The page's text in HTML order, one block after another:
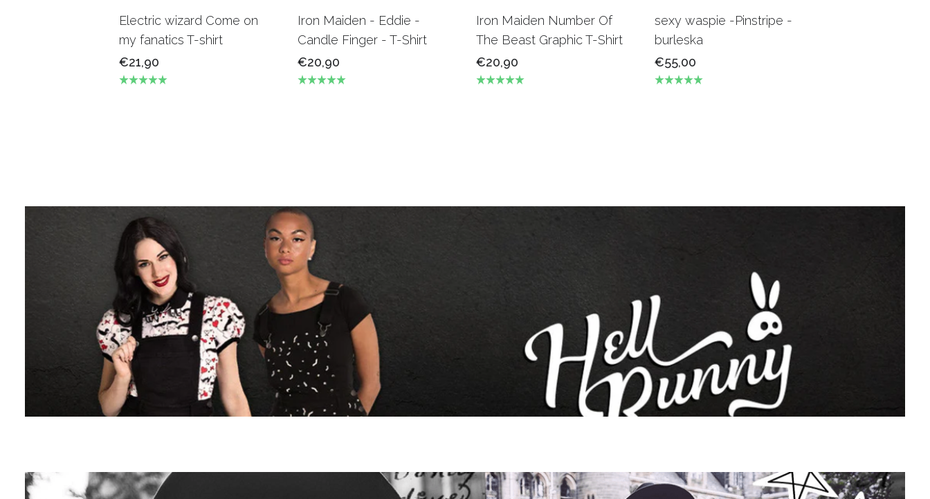
Electric wizard Come on
my fanatics T-shirt
€21,90
Iron Maiden - Eddie -
Candle Finger - T-Shirt
€20,90
Iron Maiden Number Of
The Beast Graphic T-Shirt
€20,90
sexy waspie -Pinstripe -
burleska
€55,00